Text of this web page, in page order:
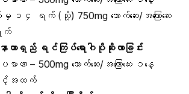
ရက် (သို့) 750mg သောက်ဆေး/အကြောဆေး
က်
နာတာရှည် ရင်ကြပ်ရောဂါပိုဆိုးလာခြင်း
မာဏ – 500mg သောက်ဆေး/အကြောဆေး ၁နေ့
င့်အထက်